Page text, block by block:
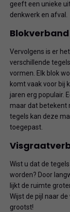
geeft een unieke
denkwerk en afval.
Blokverband
Vervolgens is er
verschillende
vormen. Elk blok
komt vaak voor bij
jaren erg populair.
maar dat betekent
tegels kan deze
toegepast.
Wist u dat de
worden? Door
lijkt de ruimte
Wijst de pijl naar
grootst!